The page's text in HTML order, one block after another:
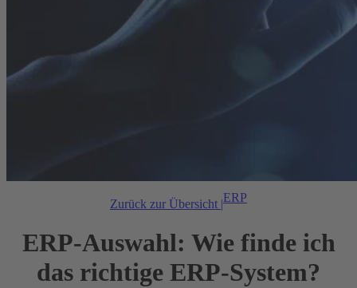
Zurück zur Übersicht |ERP
ERP-Auswahl: Wie finde ich
das richtige ERP-System?